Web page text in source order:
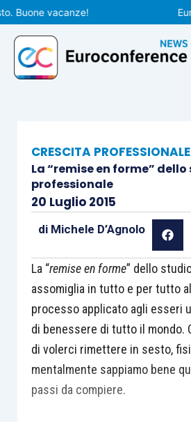
Vai
al
contenuto
vacanze!
CRESCITA PROFESSIONALE
La “remise en forme”
professionale
20 Luglio 2015
di Michele D’Agnolo
La “remise en forme” dello
assomiglia in tutto e per tutto
processo applicato agli esseri
di benessere di tutto il mondo.
di volerci rimettere in sesto,
mentalmente sappiamo bene
passi da compiere.